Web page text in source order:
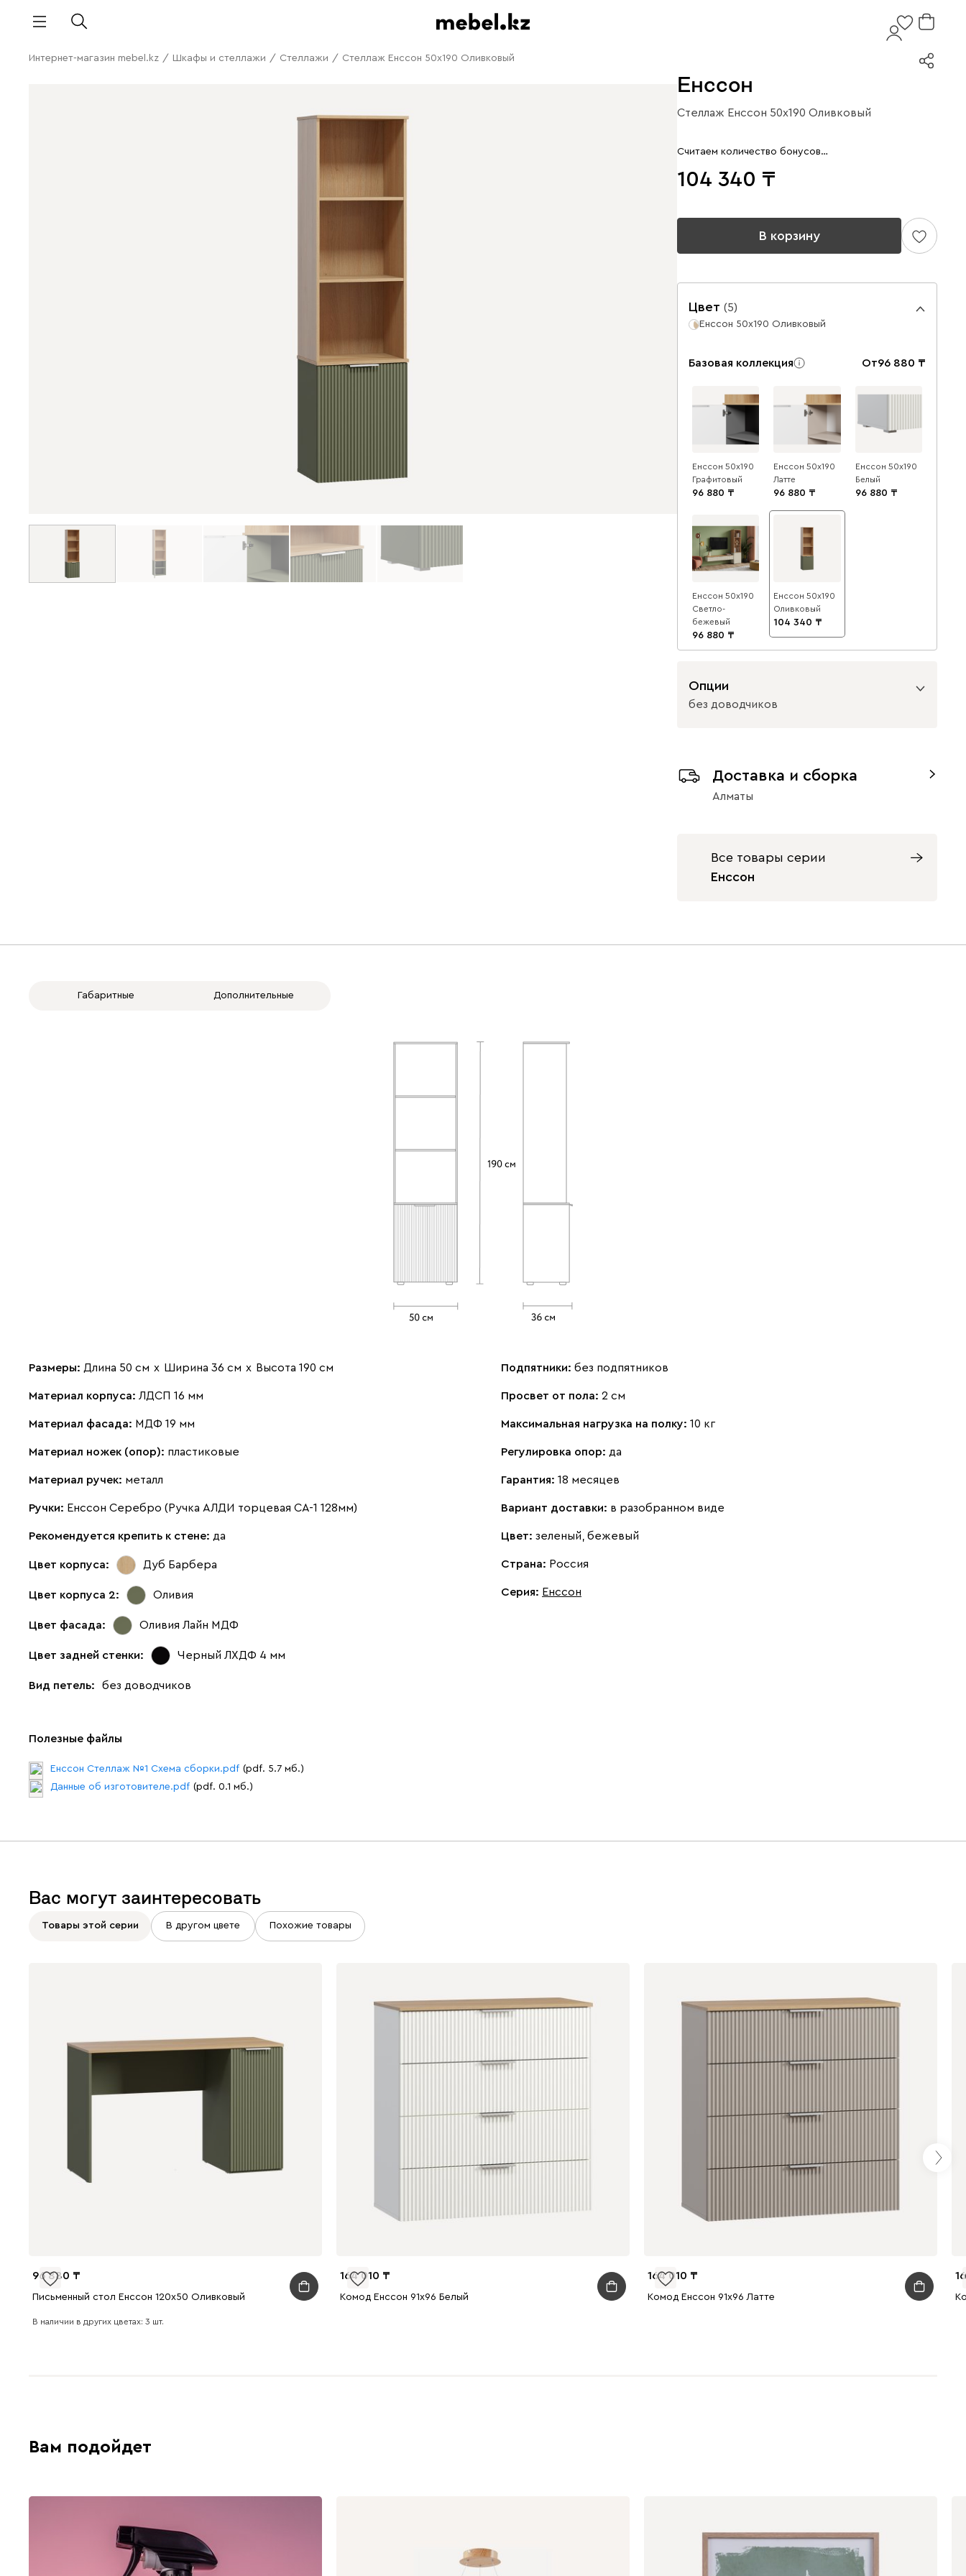
Интернет-магазин mebel.kz / Шкафы и стеллажи / Стеллажи / Стеллаж Енссон 50x190 Оливковый
Енссон
Стеллаж Енссон 50x190 Оливковый
Считаем количество бонусов…
104 340
В корзину
Цвет (5)
Енссон 50x190 Оливковый
Базовая коллекция От96 880
Енссон 50x190
Графитовый
96 880
Енссон 50x190
Латте
96 880
Енссон 50x190
Белый
96 880
Енссон 50x190
Светло-
бежевый
96 880
Енссон 50x190
Оливковый
104 340
Опции
без доводчиков
с доводчиками без доводчиков
Доставка и сборка
Алматы
Все товары серии
Енссон
Габаритные Дополнительные
Размеры: Длина 50 см х Ширина 36 см х Высота 190 см
Материал корпуса: ЛДСП 16 мм
Материал фасада: МДФ 19 мм
Материал ножек (опор): пластиковые
Материал ручек: металл
Ручки: Енссон Серебро (Ручка АЛДИ торцевая CA-1 128мм)
Рекомендуется крепить к стене: да
Цвет корпуса: Дуб Барбера
Цвет корпуса 2: Оливия
Цвет фасада: Оливия Лайн МДФ
Цвет задней стенки: Черный ЛХДФ 4 мм
Вид петель: без доводчиков
Подпятники: без подпятников
Просвет от пола: 2 см
Максимальная нагрузка на полку: 10 кг
Регулировка опор: да
Гарантия: 18 месяцев
Вариант доставки: в разобранном виде
Цвет: зеленый, бежевый
Страна: Россия
Серия: Енссон
Полезные файлы
Енссон Стеллаж №1 Схема сборки.pdf (pdf. 5.7 мб.)
Данные об изготовителе.pdf (pdf. 0.1 мб.)
Вас могут заинтересовать
Товары этой серии В другом цвете Похожие товары
96 880
Письменный стол Енссон 120x50 Оливковый
В наличии в других цветах: 3 шт.
164 010
Комод Енссон 91x96 Белый
164 010
Комод Енссон 91x96 Латте
Вам подойдет